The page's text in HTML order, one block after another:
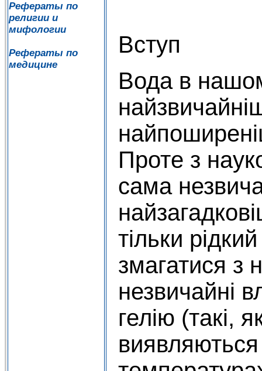
Рефераты по
религии и
мифологии
Рефераты по
медицине
Вступ
Вода в
Проте з
сама
тільки
змагатися з
незвичайні
гелію (такі,